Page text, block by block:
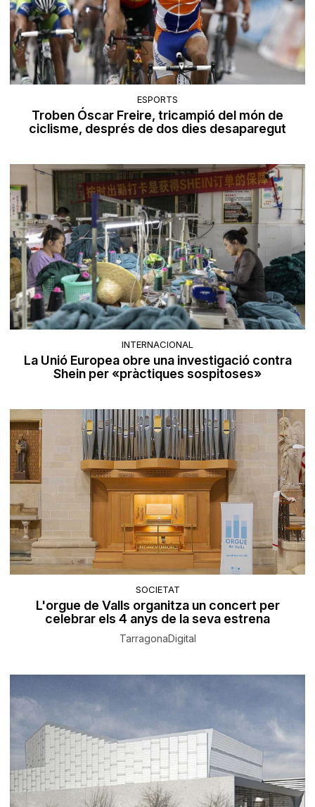
ESPORTS
Troben Óscar Freire, tricampió del món de
ciclisme, després de dos dies desaparegut
INTERNACIONAL
La Unió Europea obre una investigació contra
Shein per «pràctiques sospitoses»
SOCIETAT
L'orgue de Valls organitza un concert per
celebrar els 4 anys de la seva estrena
TarragonaDigital